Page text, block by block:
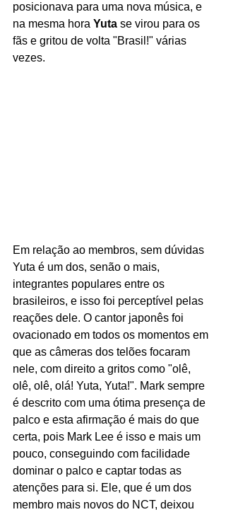
posicionava para uma nova música, e
na mesma hora Yuta se virou para os
fãs e gritou de volta "Brasil!" várias
vezes.
Em relação ao membros, sem dúvidas
Yuta é um dos, senão o mais,
integrantes populares entre os
brasileiros, e isso foi perceptível pelas
reações dele. O cantor japonês foi
ovacionado em todos os momentos em
que as câmeras dos telões focaram
nele, com direito a gritos como "olê,
olê, olê, olá! Yuta, Yuta!". Mark sempre
é descrito com uma ótima presença de
palco e esta afirmação é mais do que
certa, pois Mark Lee é isso e mais um
pouco, conseguindo com facilidade
dominar o palco e captar todas as
atenções para si. Ele, que é um dos
membro mais novos do NCT, deixou